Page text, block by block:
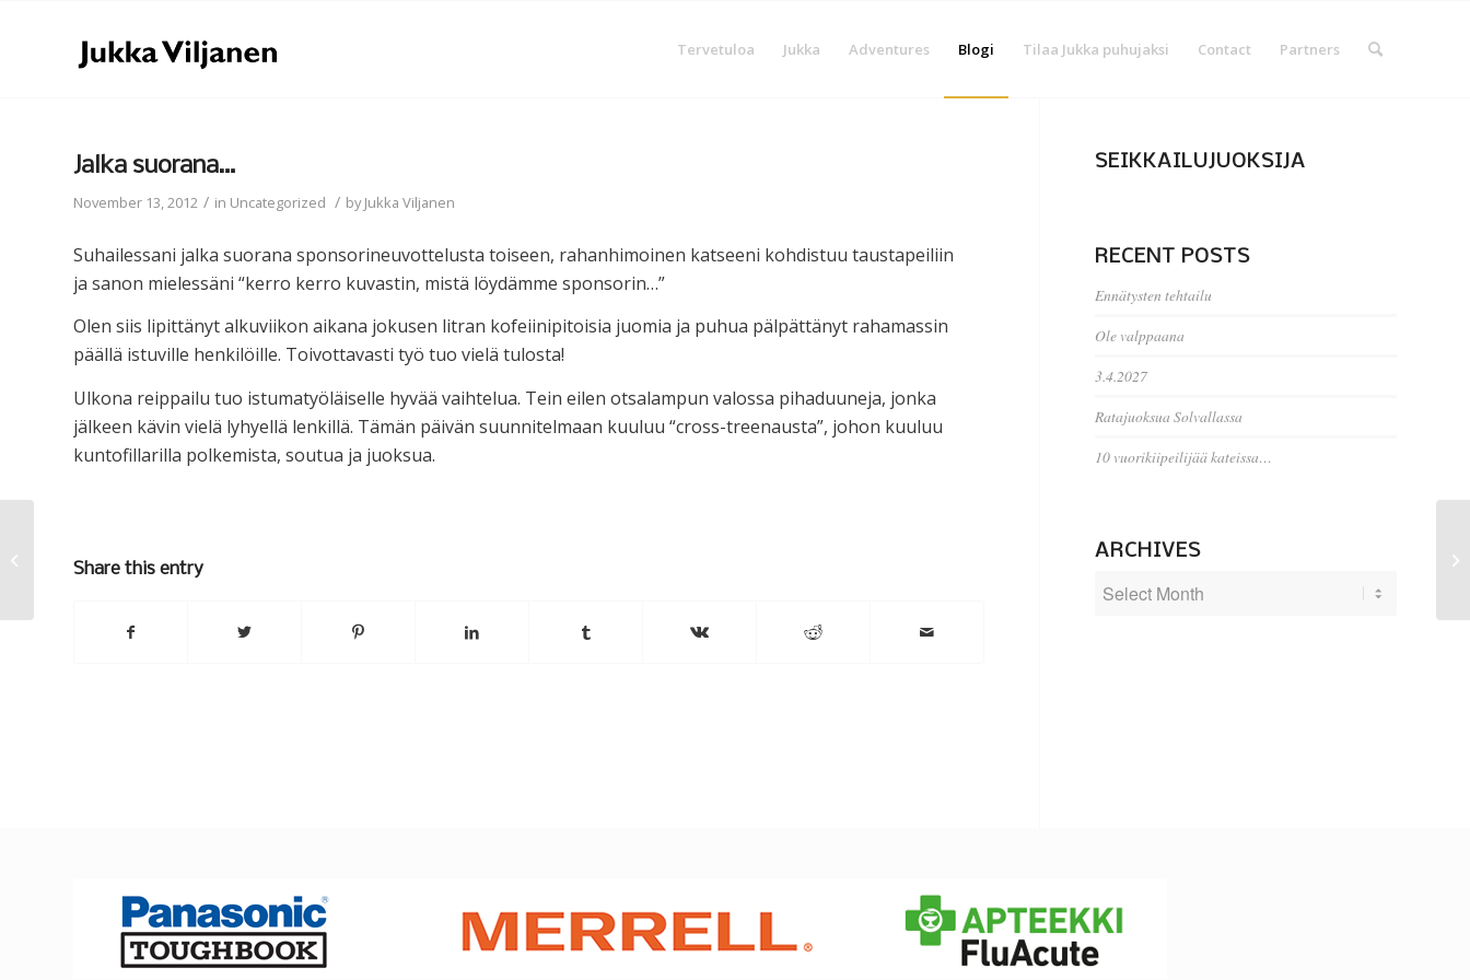
Tervetuloa Jukka Adventures Blogi Tilaa Jukka puhujaksi Contact Partners
Jalka suorana…
November 13, 2012 / in Uncategorized / byJukka Viljanen
Suhailessani jalka suorana sponsorineuvottelusta toiseen, rahanhimoinen katseeni kohdistuu taustapeiliin
ja sanon mielessäni “kerro kerro kuvastin, mistä löydämme sponsorin…”
Olen siis lipittänyt alkuviikon aikana jokusen litran kofeiinipitoisia juomia ja puhua pälpättänyt rahamassin
päällä istuville henkilöille. Toivottavasti työ tuo vielä tulosta!
Ulkona reippailu tuo istumatyöläiselle hyvää vaihtelua. Tein eilen otsalampun valossa pihaduuneja, jonka
jälkeen kävin vielä lyhyellä lenkillä. Tämän päivän suunnitelmaan kuuluu “cross-treenausta”, johon kuuluu
kuntofillarilla polkemista, soutua ja juoksua.
Share this entry
SEIKKAILUJUOKSIJA
RECENT POSTS
Ennätysten tehtailu
Ole valppaana
3.4.2027
Ratajuoksua Solvallassa
10 vuorikiipeilijää kateissa…
ARCHIVES
Takareisi jumissa